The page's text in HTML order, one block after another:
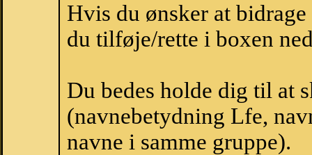
Hvis du ønsker at
du tilføje/rette i boxen
Du bedes holde dig til at
(navnebetydning Lfe,
navne i samme gruppe).